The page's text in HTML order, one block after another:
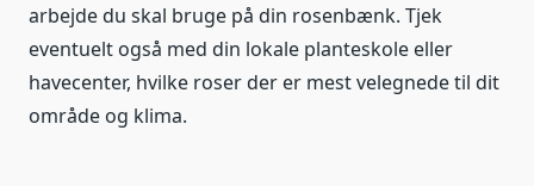
arbejde du skal bruge på din rosenbænk. Tjek
eventuelt også med din lokale planteskole eller
havecenter, hvilke roser der er mest velegnede til dit
område og klima.